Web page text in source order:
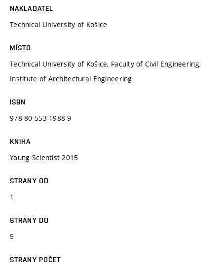
NAKLADATEL
Technical University of Košice
MÍSTO
Technical University of Košice, Faculty of Civil Engineering,
Institute of Architectural Engineering
ISBN
978-80-553-1988-9
KNIHA
Young Scientist 2015
STRANY OD
1
STRANY DO
5
STRANY POČET